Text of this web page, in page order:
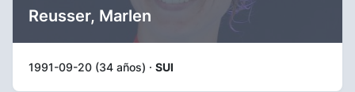
Reusser, Marlen
1991-09-20 (34 años) · SUI